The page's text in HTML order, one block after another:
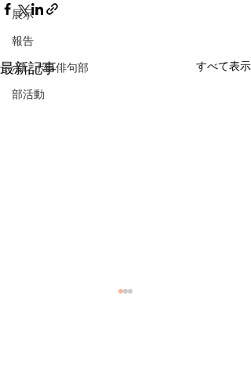
展示
報告
ポレポレ俳句部
部活動
最新記事 すべて表示